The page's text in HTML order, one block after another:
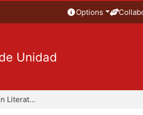
Options
Unidad
Especialización en Literatura Mexicana del Siglo XX